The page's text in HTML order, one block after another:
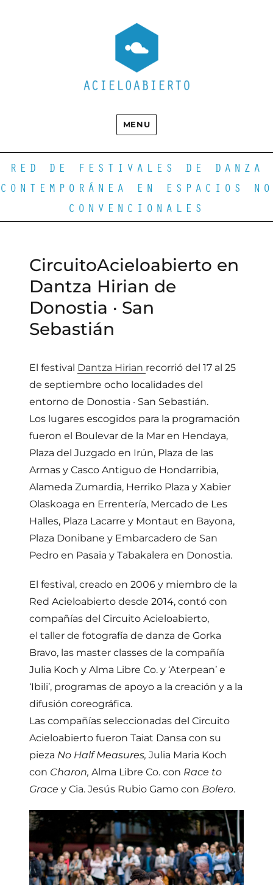
MENU
RED DE FESTIVALES DE DANZA
CONTEMPORÁNEA EN ESPACIOS NO
CONVENCIONALES
CircuitoAcieloabierto en
Dantza Hirian de
Donostia · San
Sebastián
El festival Dantza Hirian recorrió del 17 al 25
de septiembre ocho localidades del
entorno de Donostia · San Sebastián.
Los lugares escogidos para la programación
fueron el Boulevar de la Mar en Hendaya,
Plaza del Juzgado en Irún, Plaza de las
Armas y Casco Antiguo de Hondarribia,
Alameda Zumardia, Herriko Plaza y Xabier
Olaskoaga en Errentería, Mercado de Les
Halles, Plaza Lacarre y Montaut en Bayona,
Plaza Donibane y Embarcadero de San
Pedro en Pasaia y Tabakalera en Donostia.
El festival, creado en 2006 y miembro de la
Red Acieloabierto desde 2014, contó con
compañías del Circuito Acieloabierto,
el taller de fotografía de danza de Gorka
Bravo, las master classes de la compañía
Julia Koch y Alma Libre Co. y ‘Aterpean’ e
‘Ibili’, programas de apoyo a la creación y a la
difusión coreográfica.
Las compañías seleccionadas del Circuito
Acieloabierto fueron Taiat Dansa con su
pieza No Half Measures, Julia Maria Koch
con Charon, Alma Libre Co. con Race to
Grace y Cia. Jesús Rubio Gamo con Bolero.